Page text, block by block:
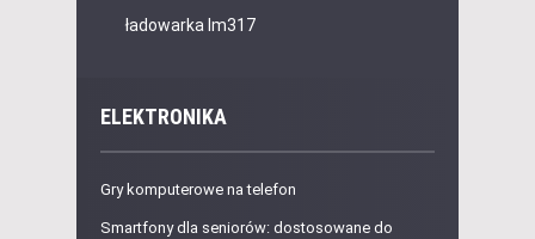
ładowarka lm317
ELEKTRONIKA
Gry komputerowe na telefon
Smartfony dla seniorów: dostosowane do